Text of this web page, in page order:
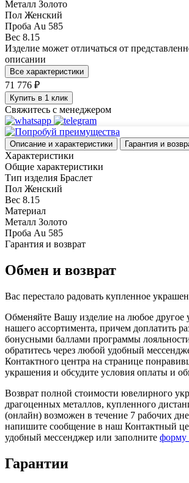
Металл Золото
Пол Женский
Проба Au 585
Вес 8.15
Изделие может отличаться от
описании
Все характеристики
71 776 ₽
Купить в 1 клик
Свяжитесь с менеджером
Описание и характеристики Гарантия и
Характеристики
Общие характеристики
Тип изделия Браслет
Пол Женский
Вес 8.15
Материал
Металл Золото
Проба Au 585
Гарантия и возврат
Обмен и возврат
Вас перестало радовать купленное
Обменяйте Вашу изделие на любое другое
нашего ассортимента, причем доплатить
бонусными баллами программы
обратитесь через любой удобный
Контактного центра на странице
украшения и обсудите условия оплаты и
Возврат полной стоимости ювелирного
драгоценных металлов, купленного
(онлайн) возможен в течение 7 рабочих
напишите сообщение в наш Контактный
удобный мессенджер или заполните форму
Гарантии